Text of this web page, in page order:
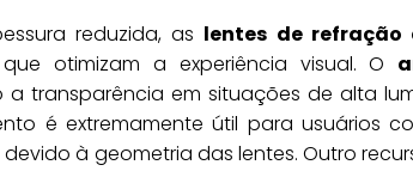
reduzida, as lentes de refração
otimizam a experiência visual. O
a transparência em situações de alta
é extremamente útil para usuários
à geometria das lentes. Outro